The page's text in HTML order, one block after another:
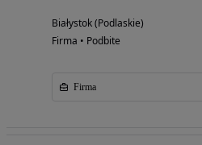
Białystok (Podlaskie)
Firma • Podbite
Firma